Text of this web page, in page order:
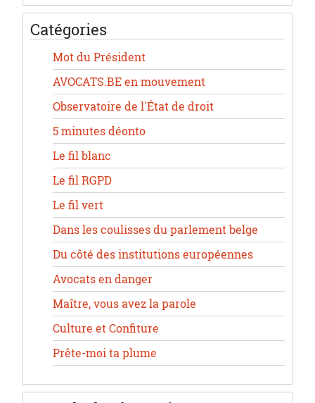
Catégories
Mot du Président
AVOCATS.BE en mouvement
Observatoire de l'État de droit
5 minutes déonto
Le fil blanc
Le fil RGPD
Le fil vert
Dans les coulisses du parlement belge
Du côté des institutions européennes
Avocats en danger
Maître, vous avez la parole
Culture et Confiture
Prête-moi ta plume